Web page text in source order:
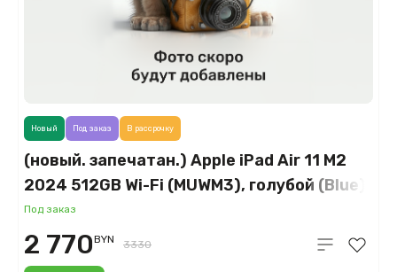
(новый. запечатан.) Apple iPad Air 11 M2
2024 512GB Wi-Fi (MUWM3), голубой (Blue)
Под заказ
Новый Под заказ В рассрочку
2 770BYN 3330